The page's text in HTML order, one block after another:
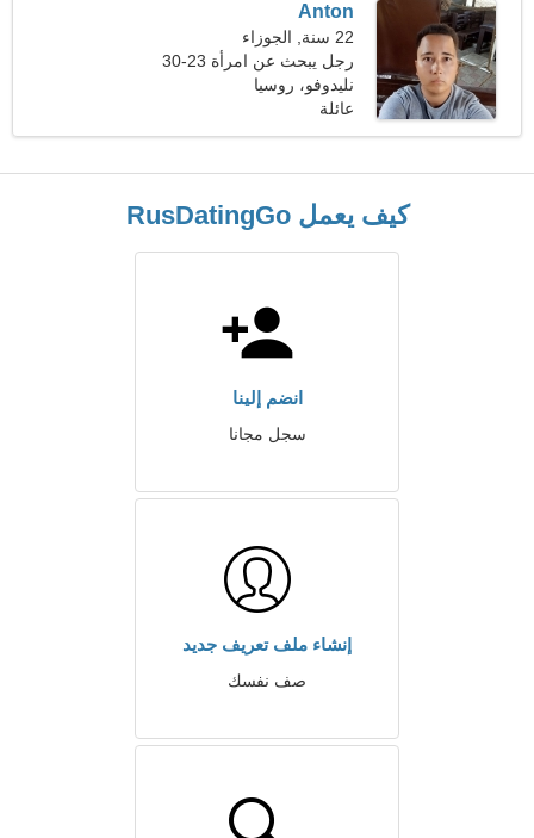
Anton
22 سنة, الجوزاء
رجل يبحث عن امرأة 23-30
نليدوفو، روسيا
عائلة
كيف يعمل RusDatingGo
انضم إلينا
سجل مجانا
إنشاء ملف تعريف جديد
صف نفسك